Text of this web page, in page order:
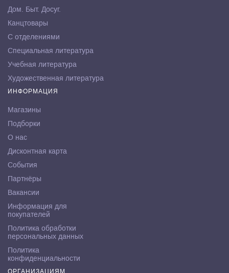
Дом. Быт. Досуг.
Канцтовары
С отделениями
Специальная литература
Учебная литература
Художественная литература
ИНФОРМАЦИЯ
Магазины
Подборки
О нас
Дисконтная карта
События
Партнёры
Вакансии
Информация для
покупателей
Политика обработки
персональных данных
Политика
конфиденциальности
ОРГАНИЗАЦИЯМ